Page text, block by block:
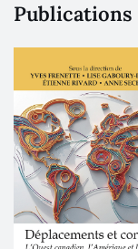
Publications